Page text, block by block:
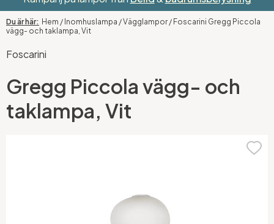
Hem / Inomhuslampa /Vägglampor / Foscarini Gregg Piccola
vägg- och taklampa, Vit
Foscarini
Gregg Piccola vägg- och
taklampa, Vit